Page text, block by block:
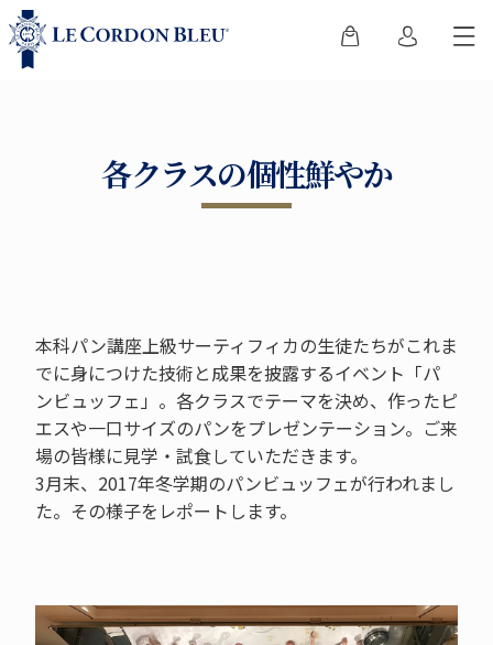
各クラスの個性鮮やか
本科パン講座上級サーティフィカの生徒たちがこれま
でに身につけた技術と成果を披露するイベント「パ
ンビュッフェ」。各クラスでテーマを決め、作ったピ
エスや一口サイズのパンをプレゼンテーション。ご来
場の皆様に見学・試食していただきます。
3月末、2017年冬学期のパンビュッフェが行われまし
た。その様子をレポートします。